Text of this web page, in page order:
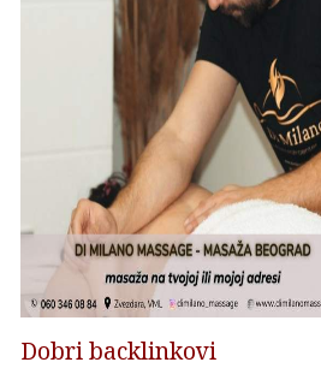
Dobri backlinkovi